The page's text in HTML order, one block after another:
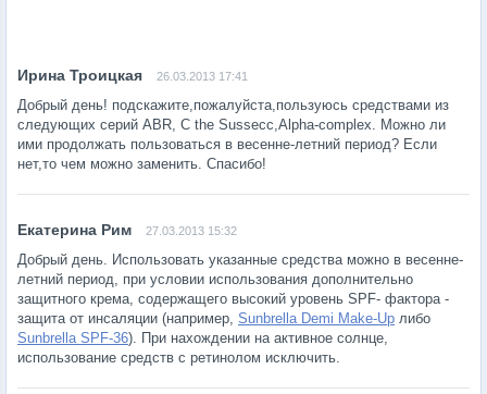
26.03.2013 17:41
Добрый день! подскажите,пожалуйста,пользуюсь средствами из
следующих серий ABR, C the Sussecc,Alpha-complex. Можно ли
ими продолжать пользоваться в весенне-летний период? Если
нет,то чем можно заменить. Спасибо!
27.03.2013 15:32
Добрый день. Использовать указанные средства можно в весенне-
летний период, при условии использования дополнительно
защитного крема, содержащего высокий уровень SPF- фактора -
защита от инсаляции (например, Sunbrella Demi Make-Up либо
Sunbrella SPF-36). При нахождении на активное солнце,
использование средств с ретинолом исключить.